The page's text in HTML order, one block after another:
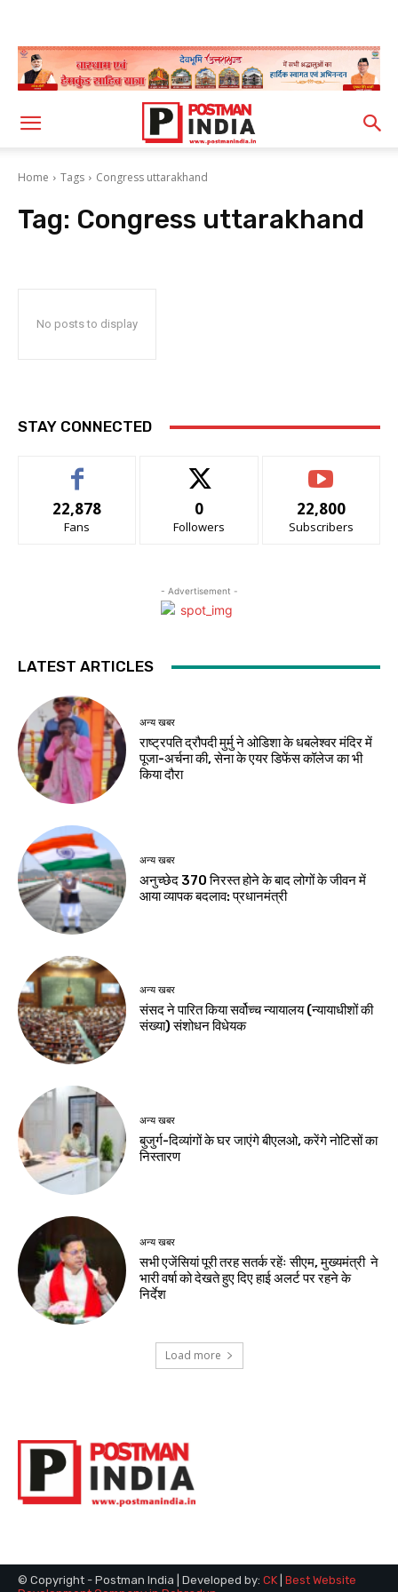
Home Tags Congress uttarakhand
Tag: Congress uttarakhand
No posts to display
STAY CONNECTED
22,878
Fans
0
Followers
22,800
Subscribers
- Advertisement -
LATEST ARTICLES
अन्य खबर
राष्ट्रपति द्रौपदी मुर्मु ने ओडिशा के धबलेश्वर मंदिर में
पूजा-अर्चना की, सेना के एयर डिफेंस कॉलेज का भी
किया दौरा
अन्य खबर
अनुच्छेद 370 निरस्त होने के बाद लोगों के जीवन में
आया व्यापक बदलाव: प्रधानमंत्री
अन्य खबर
संसद ने पारित किया सर्वोच्च न्यायालय (न्यायाधीशों की
संख्या) संशोधन विधेयक
अन्य खबर
बुजुर्ग-दिव्यांगों के घर जाएंगे बीएलओ, करेंगे नोटिसों का
निस्तारण
अन्य खबर
सभी एजेंसियां पूरी तरह सतर्क रहेंः सीएम, मुख्यमंत्री ने
भारी वर्षा को देखते हुए दिए हाई अलर्ट पर रहने के
निर्देश
Load more
© Copyright - Postman India | Developed by: CK Best Website